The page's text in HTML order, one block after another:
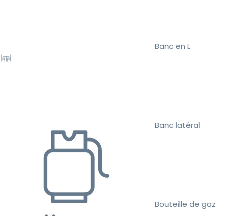
Banc en L
Banc latéral
Bouteille de gaz